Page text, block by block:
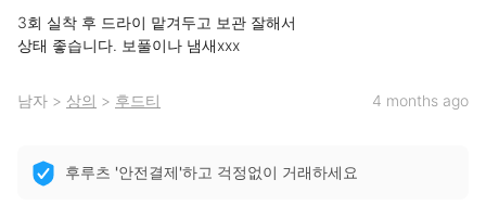
3회 실착 후 드라이 맡겨두고 보관 잘해서
상태 좋습니다. 보풀이나 냄새xxx
남자 > 상의 > 후드티 4 months ago
후루츠 '안전결제'하고 걱정없이 거래하세요